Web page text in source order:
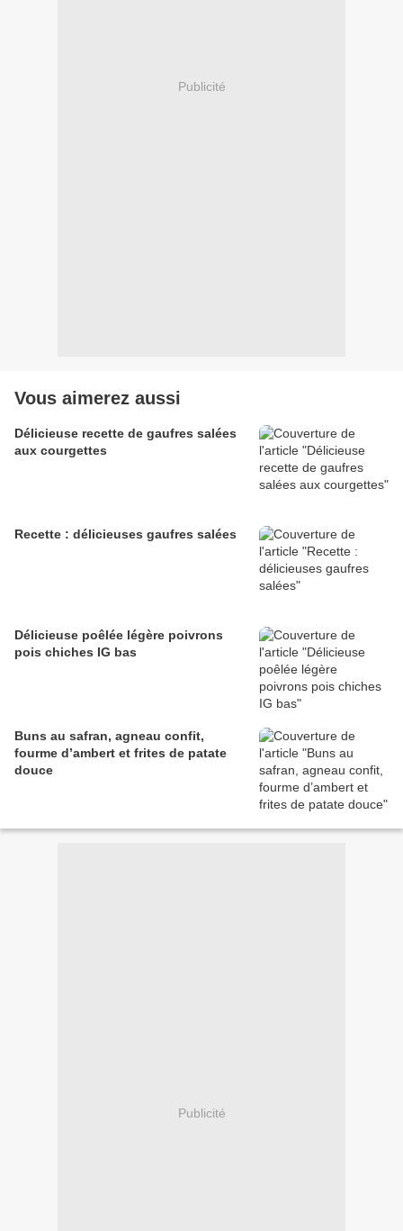
Publicité
Vous aimerez aussi
Délicieuse recette de gaufres salées
aux courgettes
Recette : délicieuses gaufres salées
Délicieuse poêlée légère poivrons
pois chiches IG bas
Buns au safran, agneau confit,
fourme d’ambert et frites de patate
douce
Publicité